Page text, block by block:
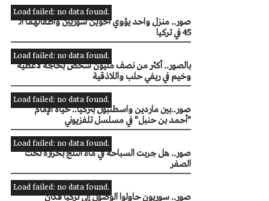
Load failed: no data found.
صور.. منزل واحد يؤوي أخوين سوريين وأطفالهما الـ
45 في تركيا
Load failed: no data found.
بالصور.. أكثر من نصف مليون شخص بحاجة لأغطية
وخيم في ريفي حلب واللاذقية
Load failed: no data found.
صور..بين ماردين واسطنبول بتركيا.. حياة الإمام
"أحمد بن حنبل" في مسلسل تلفزيوني
Load failed: no data found.
صور.. هل جربت السباحة في ماء الثلج بحرارة تحت
الصفر
Load failed: no data found.
صور.. سوريون حاولوا الوصول إلى تركيا فكان